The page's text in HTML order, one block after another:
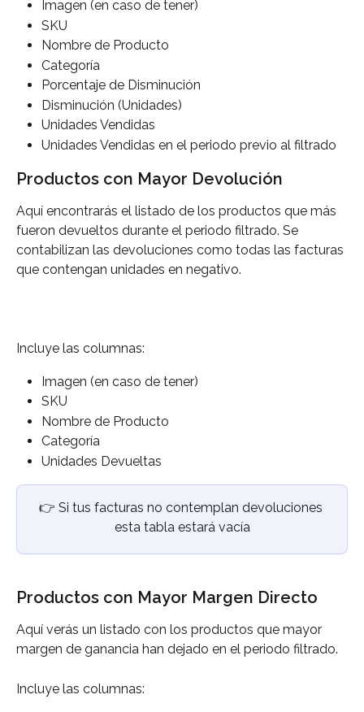
Imagen (en caso de tener)
SKU
Nombre de Producto
Categoría
Porcentaje de Disminución
Disminución (Unidades)
Unidades Vendidas
Unidades Vendidas en el periodo previo al filtrado
Productos con Mayor Devolución
Aquí encontrarás el listado de los productos que más
fueron devueltos durante el periodo filtrado. Se
contabilizan las devoluciones como todas las facturas
que contengan unidades en negativo.
Incluye las columnas:
Imagen (en caso de tener)
SKU
Nombre de Producto
Categoría
Unidades Devueltas
👉 Si tus facturas no contemplan devoluciones
esta tabla estará vacía
Productos con Mayor Margen Directo
Aquí verás un listado con los productos que mayor
margen de ganancia han dejado en el periodo filtrado.
Incluye las columnas: